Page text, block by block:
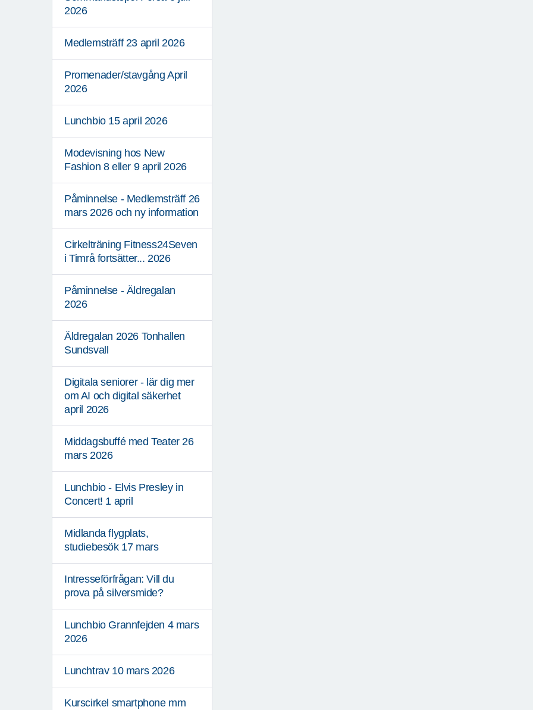
2026
Medlemsträff 23 april 2026
Promenader/stavgång April
2026
Lunchbio 15 april 2026
Modevisning hos New
Fashion 8 eller 9 april 2026
Påminnelse - Medlemsträff 26
mars 2026 och ny information
Cirkelträning Fitness24Seven
i Timrå fortsätter... 2026
Påminnelse - Äldregalan
2026
Äldregalan 2026 Tonhallen
Sundsvall
Digitala seniorer - lär dig mer
om AI och digital säkerhet
april 2026
Middagsbuffé med Teater 26
mars 2026
Lunchbio - Elvis Presley in
Concert! 1 april
Midlanda flygplats,
studiebesök 17 mars
Intresseförfrågan: Vill du
prova på silversmide?
Lunchbio Grannfejden 4 mars
2026
Lunchtrav 10 mars 2026
Kurscirkel smartphone mm